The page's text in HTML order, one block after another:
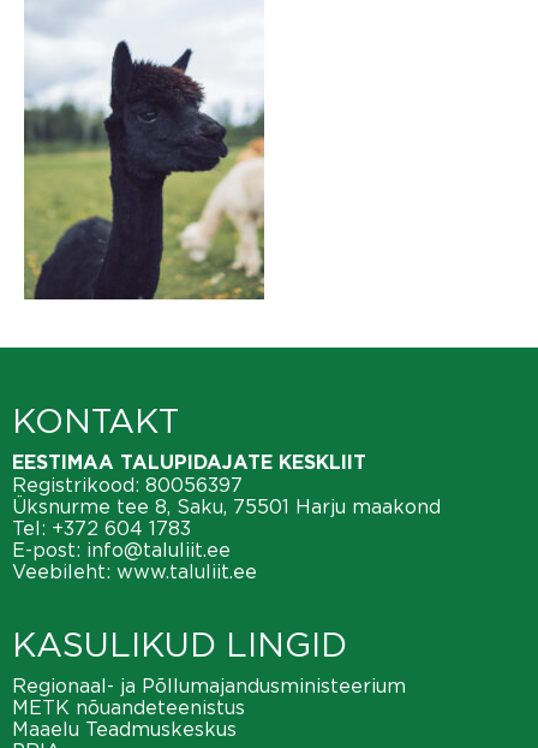
KONTAKT
EESTIMAA TALUPIDAJATE KESKLIIT
Registrikood: 80056397
Üksnurme tee 8, Saku, 75501 Harju maakond
Tel: +372 604 1783
E-post: info@taluliit.ee
Veebileht: www.taluliit.ee
KASULIKUD LINGID
Regionaal- ja Põllumajandusministeerium
METK nõuandeteenistus
Maaelu Teadmuskeskus